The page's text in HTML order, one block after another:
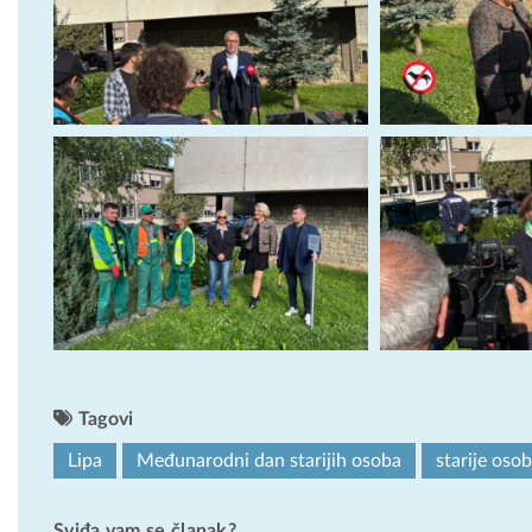
Tagovi
Lipa Međunarodni dan starijih osoba starije